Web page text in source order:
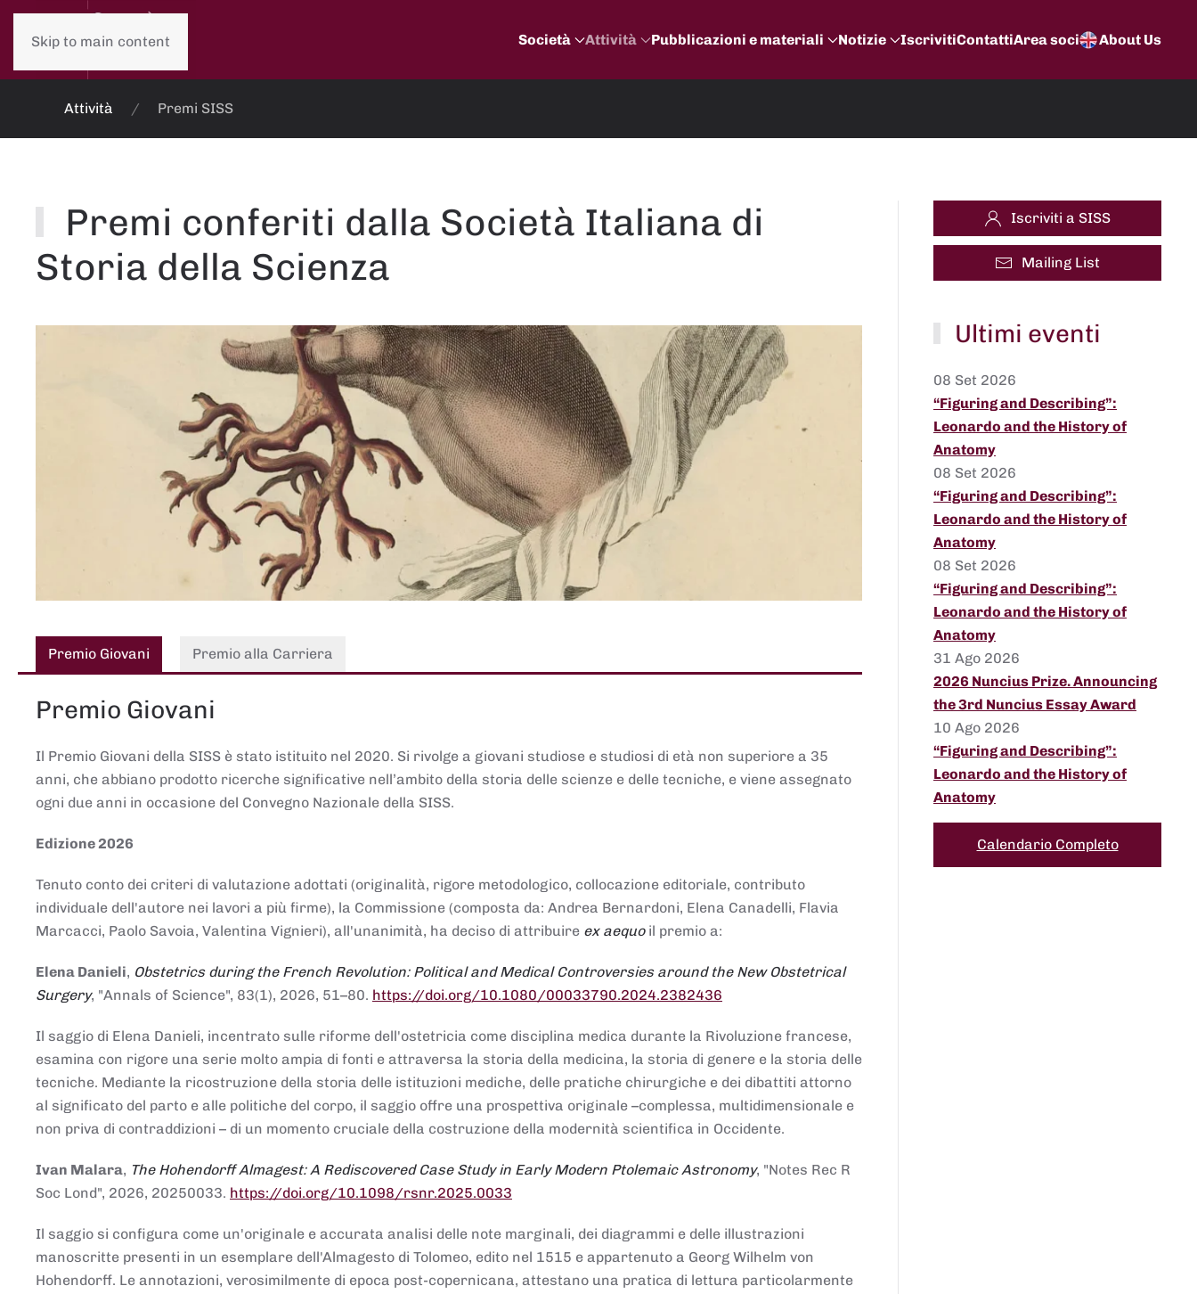
Skip to main content Società Attività Pubblicazioni e materiali Notizie IscrivitiContattiArea soci About Us
Attività Premi SISS
Premi conferiti dalla Società Italiana di
Storia della Scienza
Premio Giovani Premio alla Carriera
Premio Giovani
Il Premio Giovani della SISS è stato istituito nel 2020. Si rivolge a giovani studiose e studiosi di età non superiore a 35
anni, che abbiano prodotto ricerche significative nell’ambito della storia delle scienze e delle tecniche, e viene assegnato
ogni due anni in occasione del Convegno Nazionale della SISS.
Edizione 2026
Tenuto conto dei criteri di valutazione adottati (originalità, rigore metodologico, collocazione editoriale, contributo
individuale dell'autore nei lavori a più firme), la Commissione (composta da: Andrea Bernardoni, Elena Canadelli, Flavia
Marcacci, Paolo Savoia, Valentina Vignieri), all'unanimità, ha deciso di attribuire ex aequoil premio a:
Elena Danieli, Obstetrics during the French Revolution: Political and Medical Controversies around the New Obstetrical
Surgery, "Annals of Science", 83(1), 2026, 51–80. https://doi.org/10.1080/00033790.2024.2382436
Il saggio di Elena Danieli, incentrato sulle riforme dell'ostetricia come disciplina medica durante la Rivoluzione francese,
esamina con rigore una serie molto ampia di fonti e attraversa la storia della medicina, la storia di genere e la storia delle
tecniche. Mediante la ricostruzione della storia delle istituzioni mediche, delle pratiche chirurgiche e dei dibattiti attorno
al significato del parto e alle politiche del corpo, il saggio offre una prospettiva originale –complessa, multidimensionale e
non priva di contraddizioni – di un momento cruciale della costruzione della modernità scientifica in Occidente.
Ivan Malara, The Hohendorff Almagest: A Rediscovered Case Study in Early Modern Ptolemaic Astronomy, "Notes Rec R
Soc Lond", 2026, 20250033. https://doi.org/10.1098/rsnr.2025.0033
Il saggio si configura come un'originale e accurata analisi delle note marginali, dei diagrammi e delle illustrazioni
manoscritte presenti in un esemplare dell'Almagesto di Tolomeo, edito nel 1515 e appartenuto a Georg Wilhelm von
Hohendorff. Le annotazioni, verosimilmente di epoca post-copernicana, attestano una pratica di lettura particolarmente
Iscriviti a SISS
Mailing List
Ultimi eventi
08 Set 2026
“Figuring and Describing”:
Leonardo and the History of
Anatomy
08 Set 2026
“Figuring and Describing”:
Leonardo and the History of
Anatomy
08 Set 2026
“Figuring and Describing”:
Leonardo and the History of
Anatomy
31 Ago 2026
2026 Nuncius Prize. Announcing
the 3rd Nuncius Essay Award
10 Ago 2026
“Figuring and Describing”:
Leonardo and the History of
Anatomy
Calendario Completo